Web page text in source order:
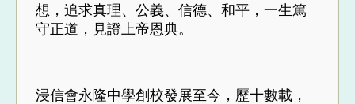
想，追求真理、公義、信德、和平，一生篤
守正道，見證上帝恩典。
浸信會永隆中學創校發展至今，歷十數載，